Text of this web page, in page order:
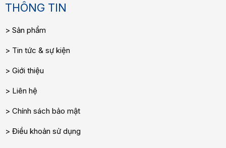
THÔNG TIN
Sản phẩm
Tin tức & sự kiện
Giới thiệu
Liên hệ
Chính sách bảo mật
Điều khoản sử dụng